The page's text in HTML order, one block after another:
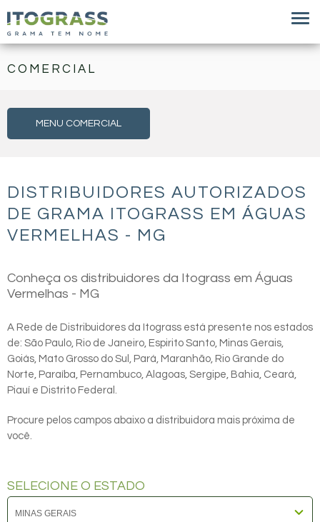
COMERCIAL
MENU COMERCIAL
DISTRIBUIDORES AUTORIZADOS
DE GRAMA ITOGRASS EM ÁGUAS
VERMELHAS - MG
Conheça os distribuidores da Itograss em Águas
Vermelhas - MG
A Rede de Distribuidores da Itograss está presente nos estados
de: São Paulo, Rio de Janeiro, Espirito Santo, Minas Gerais,
Goiás, Mato Grosso do Sul, Pará, Maranhão, Rio Grande do
Norte, Paraíba, Pernambuco, Alagoas, Sergipe, Bahia, Ceará,
Piauí e Distrito Federal.
Procure pelos campos abaixo a distribuidora mais próxima de
você.
SELECIONE O ESTADO